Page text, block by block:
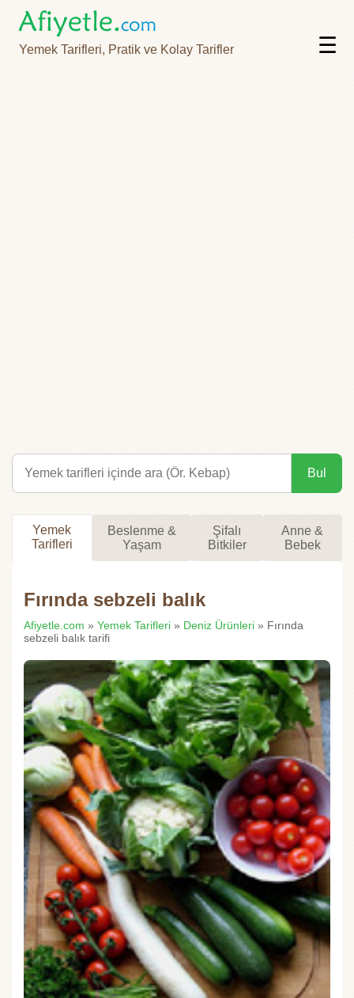
Yemek Tarifleri, Pratik ve Kolay Tarifler ☰
Bul
Yemek
Tarifleri
Beslenme &
Yaşam
Şifalı
Bitkiler
Anne &
Bebek
Fırında sebzeli balık
Afiyetle.com » Yemek Tarifleri » Deniz Ürünleri » Fırında
sebzeli balık tarifi